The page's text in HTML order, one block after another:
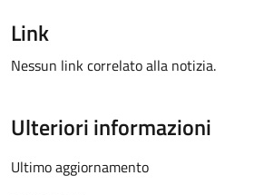
Link
Nessun link correlato alla notizia.
Ulteriori informazioni
Ultimo aggiornamento